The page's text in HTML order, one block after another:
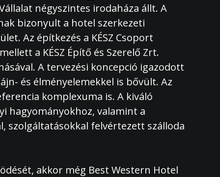
négyszintes irodaháza állt. A
bizonyult a hotel szerkezeti
Az építkezés a KÉSZ Csoport
a KÉSZ Építő és Szerelő Zrt.
A tervezési koncepció igazodott
és élményelemekkel is bővült. Az
komplexuma is. A kiváló
hagyományokhoz, valamint a
szolgáltatásokkal felvértezett szálloda
akkor még Best Western Hotel